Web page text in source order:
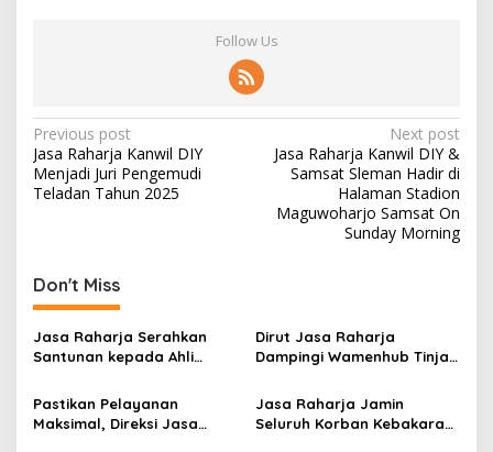
Follow Us
Post
navigation
Previous post
Jasa Raharja Kanwil DIY
Menjadi Juri Pengemudi
Teladan Tahun 2025
Next post
Jasa Raharja Kanwil DIY &
Samsat Sleman Hadir di
Halaman Stadion
Maguwoharjo Samsat On
Sunday Morning
Don't Miss
Jasa Raharja Serahkan
Santunan kepada Ahli
KM Mutiara Sentosa II
Dirut Jasa Raharja
Dampingi Wamenhub Tinjau
Mutiara Sentosa II di RS
PHC Surabaya
Pastikan Pelayanan
Maksimal, Direksi Jasa
Jasa Raharja Jamin
Seluruh Korban Kebakaran